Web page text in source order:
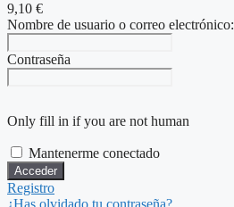
9,10 €
Nombre de usuario o correo electrónico:
Contraseña
Only fill in if you are not human
Mantenerme conectado
Registro